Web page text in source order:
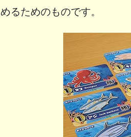
めるためのものです。